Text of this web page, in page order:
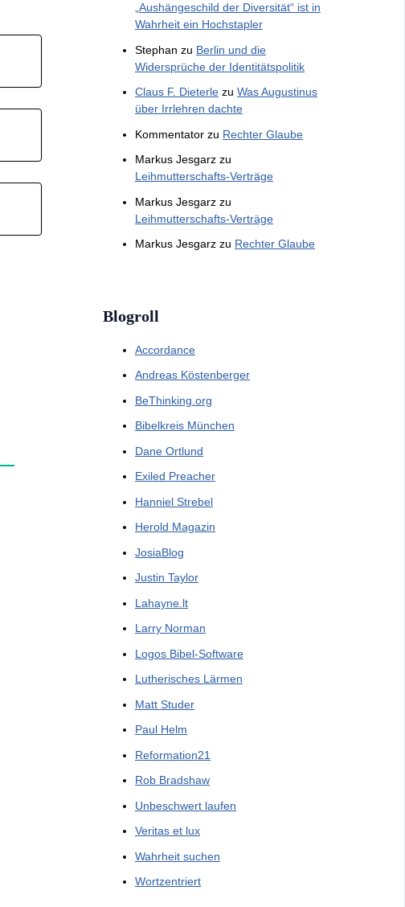
„Aushängeschild der Diversität“ ist in
Wahrheit ein Hochstapler
Stephan zu Berlin und die
Widersprüche der Identitätspolitik
Claus F. Dieterle zu Was Augustinus
über Irrlehren dachte
Kommentator zu Rechter Glaube
Markus Jesgarz zu
Leihmutterschafts-Verträge
Markus Jesgarz zu
Leihmutterschafts-Verträge
Markus Jesgarz zu Rechter Glaube
Blogroll
Accordance
Andreas Köstenberger
BeThinking.org
Bibelkreis München
Dane Ortlund
Exiled Preacher
Hanniel Strebel
Herold Magazin
JosiaBlog
Justin Taylor
Lahayne.lt
Larry Norman
Logos Bibel-Software
Lutherisches Lärmen
Matt Studer
Paul Helm
Reformation21
Rob Bradshaw
Unbeschwert laufen
Veritas et lux
Wahrheit suchen
Wortzentriert